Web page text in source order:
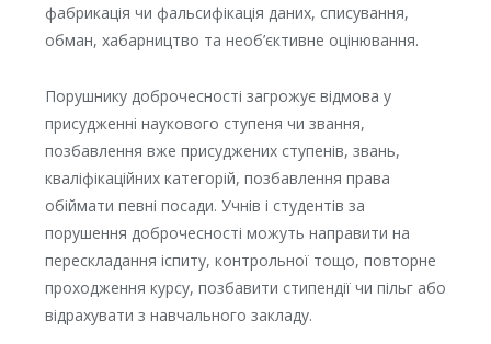
фабрикація чи фальсифікація даних, списування,
обман, хабарництво та необ’єктивне оцінювання.
Порушнику доброчесності загрожує відмова у
присудженні наукового ступеня чи звання,
позбавлення вже присуджених ступенів, звань,
кваліфікаційних категорій, позбавлення права
обіймати певні посади. Учнів і студентів за
порушення доброчесності можуть направити на
перескладання іспиту, контрольної тощо, повторне
проходження курсу, позбавити стипендії чи пільг або
відрахувати з навчального закладу.